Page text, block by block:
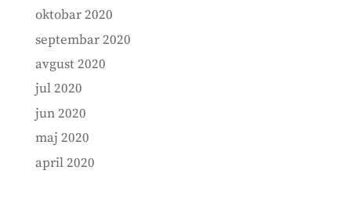
oktobar 2020
septembar 2020
avgust 2020
jul 2020
jun 2020
maj 2020
april 2020